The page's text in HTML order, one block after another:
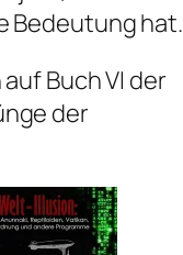
Bedeutung hat.
Buch VI der
der